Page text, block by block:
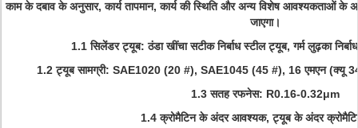
काम के दबाव के अनुसार, कार्य तापमान, कार्य की स्थिति और अन्य विशेष आवश्यकताओं के
जाएगा।
1.1 सिलेंडर ट्यूब: ठंडा खींचा सटीक निर्बाध स्टील ट्यूब, गर्म लुढ़का
1.2 ट्यूब सामग्री: SAE1020 (20 #), SAE1045 (45 #), 16 एमएन (क्यू
1.3 सतह रफनेस: R0.16-0.32μm
1.4 क्रोमैटिन के अंदर आवश्यक, ट्यूब के अंदर